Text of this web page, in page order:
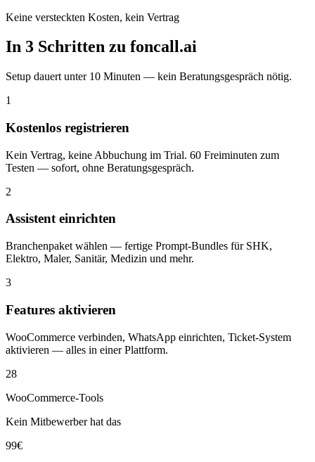
Keine versteckten Kosten, kein Vertrag
In 3 Schritten zu foncall.ai
Setup dauert unter 10 Minuten — kein Beratungsgespräch nötig.
1
Kostenlos registrieren
Kein Vertrag, keine Abbuchung im Trial. 60 Freiminuten zum
Testen — sofort, ohne Beratungsgespräch.
2
Assistent einrichten
Branchenpaket wählen — fertige Prompt-Bundles für SHK,
Elektro, Maler, Sanitär, Medizin und mehr.
3
Features aktivieren
WooCommerce verbinden, WhatsApp einrichten, Ticket-System
aktivieren — alles in einer Plattform.
28
WooCommerce-Tools
Kein Mitbewerber hat das
99€